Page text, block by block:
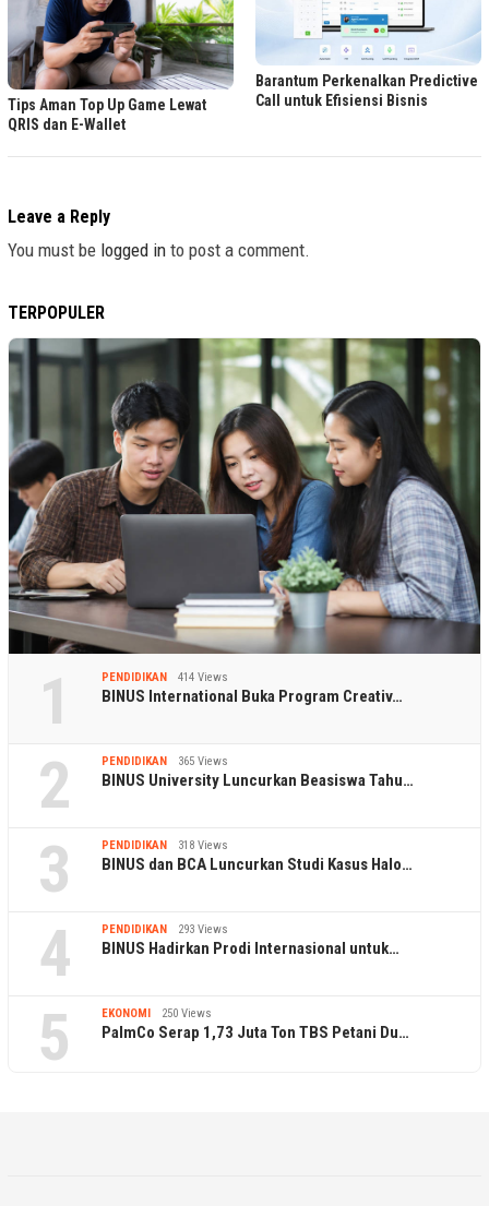
Tips Aman Top Up Game Lewat
QRIS dan E-Wallet
Barantum Perkenalkan Predictive
Call untuk Efisiensi Bisnis
Leave a Reply
You must be logged in to post a comment.
TERPOPULER
1 PENDIDIKAN 414 Views
BINUS International Buka Program Creativ…
2 PENDIDIKAN 365 Views
BINUS University Luncurkan Beasiswa Tahu…
3 PENDIDIKAN 318 Views
BINUS dan BCA Luncurkan Studi Kasus Halo…
4 PENDIDIKAN 293 Views
BINUS Hadirkan Prodi Internasional untuk…
5 EKONOMI 250 Views
PalmCo Serap 1,73 Juta Ton TBS Petani Du…